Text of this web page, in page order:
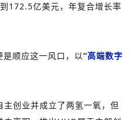
172.5亿美元，年复合增长率
顺应这一风口，以“高端数字
创业并成立了两氢一氧，但